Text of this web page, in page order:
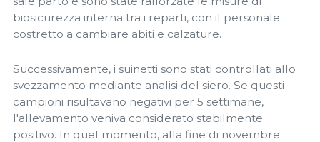
biosicurezza interna tra i reparti, con il personale
costretto a cambiare abiti e calzature.
Successivamente, i suinetti sono stati controllati allo
svezzamento mediante analisi del siero. Se questi
campioni risultavano negativi per 5 settimane,
l'allevamento veniva considerato stabilmente
positivo. In quel momento, alla fine di novembre